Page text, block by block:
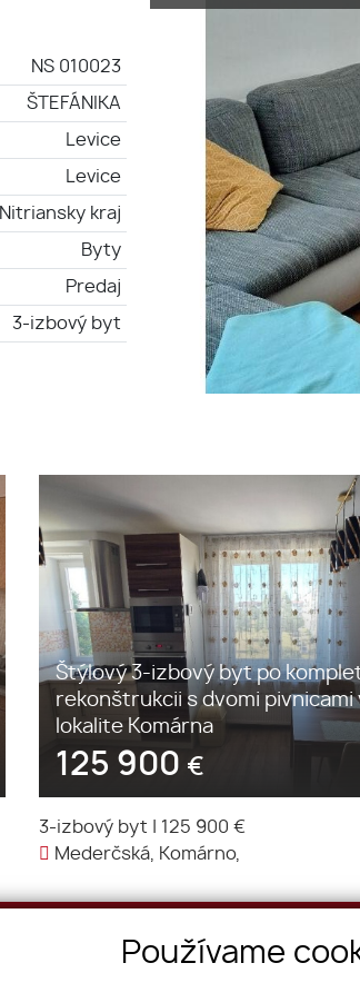
NS 010023
ŠTEFÁNIKA
Levice
Levice
Nitriansky kraj
Byty
Predaj
3-izbový byt
Štýlový 3-izbový byt po
rekonštrukcii s dvomi pivnicami
lokalite Komárna
125 900 €
3-izbový byt
125 900 €
Mederčská, Komárno,
Telefón
Používame